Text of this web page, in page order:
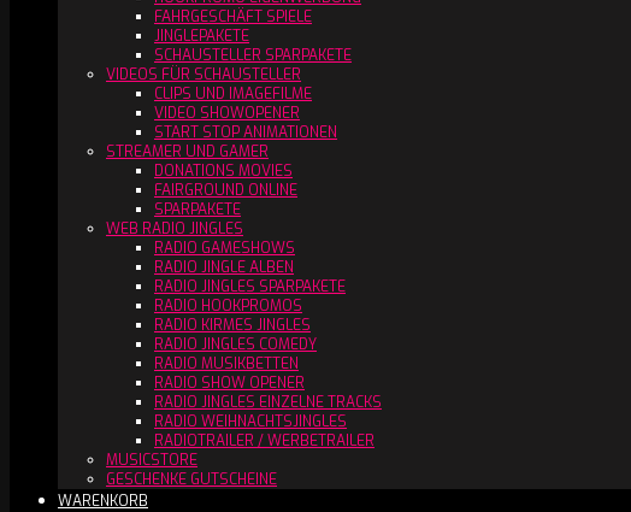
FAHRGESCHÄFT SPIELE
JINGLEPAKETE
SCHAUSTELLER SPARPAKETE
VIDEOS FÜR SCHAUSTELLER
CLIPS UND IMAGEFILME
VIDEO SHOWOPENER
START STOP ANIMATIONEN
STREAMER UND GAMER
DONATIONS MOVIES
FAIRGROUND ONLINE
SPARPAKETE
WEB RADIO JINGLES
RADIO GAMESHOWS
RADIO JINGLE ALBEN
RADIO JINGLES SPARPAKETE
RADIO HOOKPROMOS
RADIO KIRMES JINGLES
RADIO JINGLES COMEDY
RADIO MUSIKBETTEN
RADIO SHOW OPENER
RADIO JINGLES EINZELNE TRACKS
RADIO WEIHNACHTSJINGLES
RADIOTRAILER / WERBETRAILER
MUSICSTORE
GESCHENKE GUTSCHEINE
WARENKORB